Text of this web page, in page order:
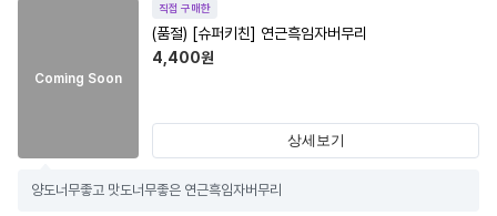
Coming Soon
직접 구매한
(품절) [슈퍼키친] 연근흑임자버무리
4,400원
상세보기
양도너무좋고 맛도너무좋은 연근흑임자버무리